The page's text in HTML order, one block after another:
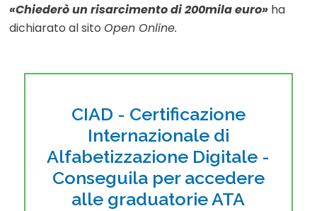
«Chiederò un risarcimento di 200mila euro» ha
dichiarato al sito Open Online.
CIAD - Certificazione
Internazionale di
Alfabetizzazione Digitale -
Conseguila per accedere
alle graduatorie ATA